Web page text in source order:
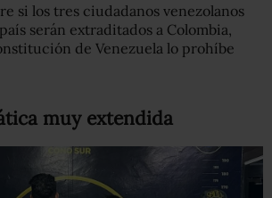
si los tres ciudadanos venezolanos
serán extraditados a Colombia,
de Venezuela lo prohíbe
muy extendida